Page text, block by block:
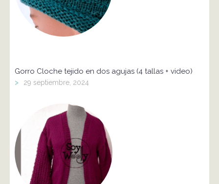
Gorro Cloche tejido en dos agujas (4 tallas + video)
> 29 septiembre, 2024